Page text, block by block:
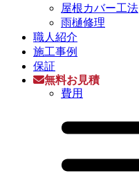
屋根カバー工法
雨樋修理
職人紹介
施工事例
保証
無料お見積
費用